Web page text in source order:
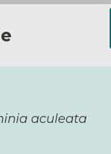
aculeata